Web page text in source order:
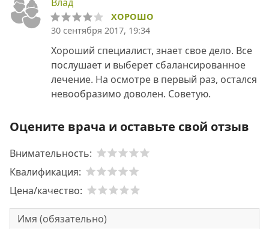
ХОРОШО
30 сентября 2017, 19:34
Хороший специалист, знает свое дело. Все
послушает и выберет сбалансированное
лечение. На осмотре в первый раз, остался
невообразимо доволен. Советую.
Оцените врача и оставьте свой отзыв
Внимательность:
Квалификация:
Цена/качество: